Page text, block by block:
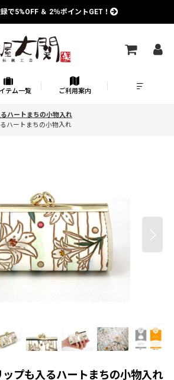
で5%OFF ＆ 2％ポイントGET！
テム一覧 ご利用案内
ハートまちの小物入れ
ハートまちの小物入れ
プも入るハートまちの小物入れ